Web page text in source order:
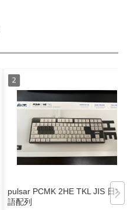
pulsar PCMK 2HE TKL JIS 日本
語配列